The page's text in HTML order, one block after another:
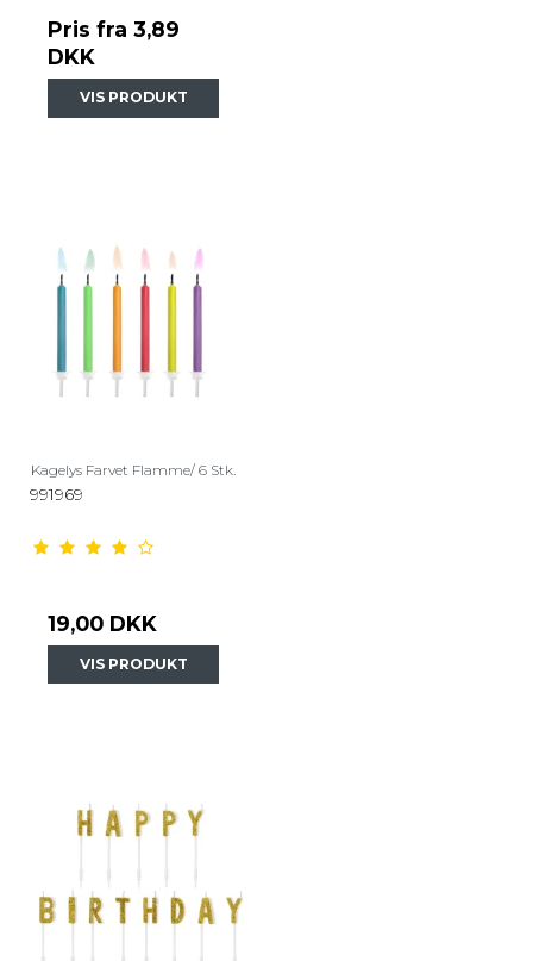
Pris fra 3,89
DKK
VIS PRODUKT
Kagelys Farvet Flamme/ 6 Stk.
991969
19,00 DKK
VIS PRODUKT